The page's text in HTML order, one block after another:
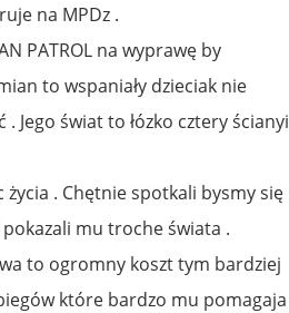
na MPDz .
PATROL na wyprawę by
to wspaniały dzieciak nie
Jego świat to łózko cztery ścianyi
. Chętnie spotkali bysmy się
mu troche świata .
to ogromny koszt tym bardziej
które bardzo mu pomagaja